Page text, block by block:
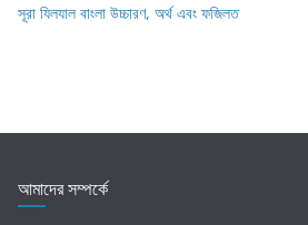
সূরা যিলযাল বাংলা উচ্চারণ, অর্থ এবং ফজিলত
আমাদের সম্পর্কে